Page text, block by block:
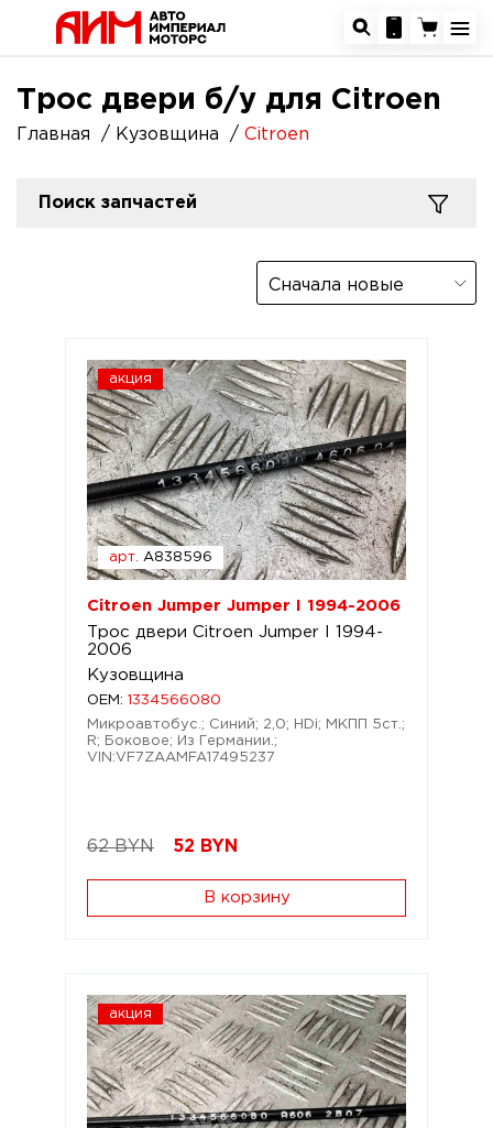
Трос двери б/у для Citroen
Главная Кузовщина Citroen
Поиск запчастей
Сначала новые
акция
арт. A838596
Citroen Jumper Jumper I 1994-2006
Трос двери Citroen Jumper I 1994-
2006
Кузовщина
OEM: 1334566080
Микроавтобус.; Синий; 2,0; HDi; МКПП 5ст.;
R; Боковое; Из Германии.;
VIN:VF7ZAAMFA17495237
62 BYN 52 BYN
В корзину
акция